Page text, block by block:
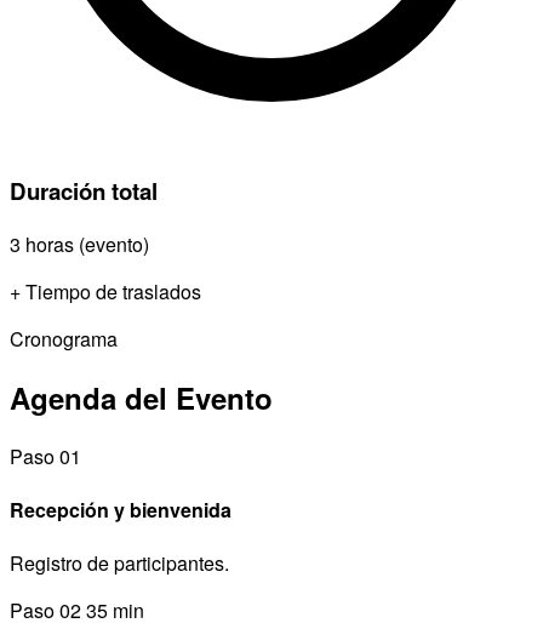
Duración total
3 horas (evento)
+ Tiempo de traslados
Cronograma
Agenda del Evento
Paso 01
Recepción y bienvenida
Registro de participantes.
Paso 0235 min